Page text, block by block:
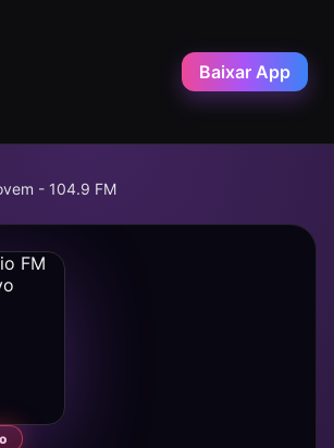
Baixar App
- 104.9 FM